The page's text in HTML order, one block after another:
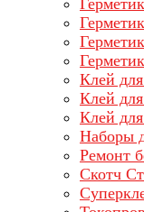
Клей
Клей
Клей
Наборы
Ремонт
Скотч